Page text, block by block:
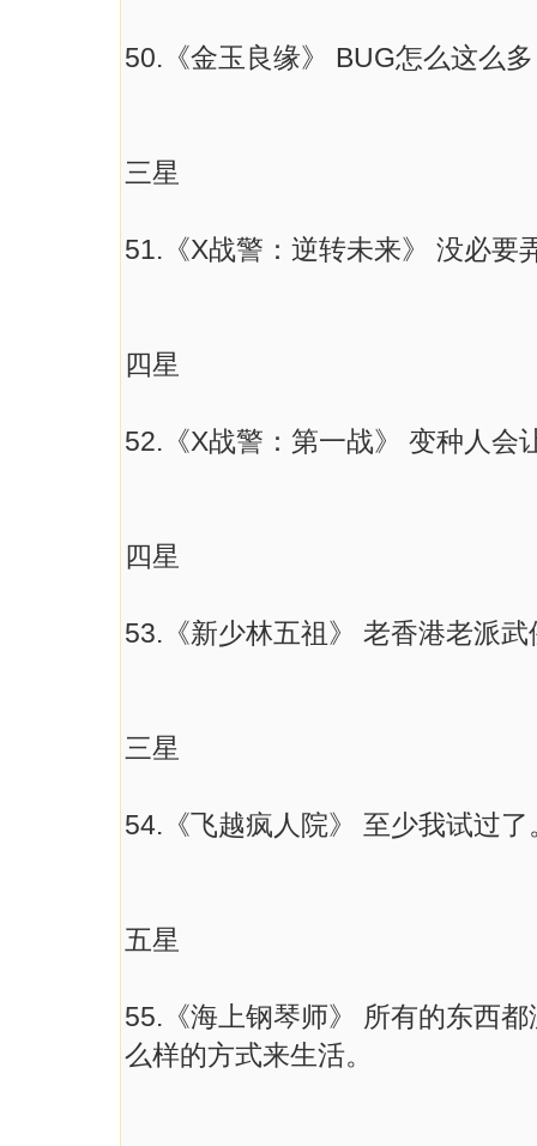
50.《金玉良缘》 BUG怎么这么
三星
51.《X战警：逆转未来》 没必要
四星
52.《X战警：第一战》 变种人会
四星
53.《新少林五祖》 老香港老派武
三星
54.《飞越疯人院》 至少我试过
五星
55.《海上钢琴师》 所有的东西
么样的方式来生活。